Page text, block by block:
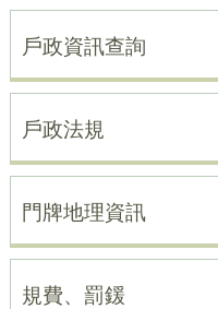
戶政資訊查詢
戶政法規
門牌地理資訊
規費、罰鍰